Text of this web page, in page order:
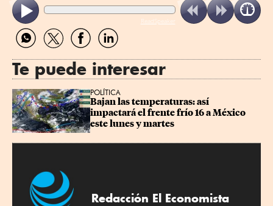
ReadSpeaker
Compartir
por
Compartir
por
Compartir
por
Compartir
por
Te puede interesar
POLÍTICA
Bajan las temperaturas: así
impactará el frente frío 16 a México
este lunes y martes
Redacción El Economista